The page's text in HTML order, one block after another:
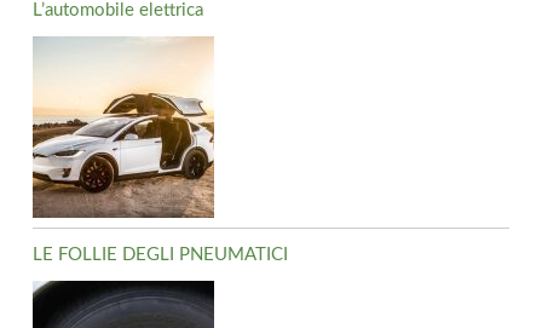
L’automobile elettrica
LE FOLLIE DEGLI PNEUMATICI